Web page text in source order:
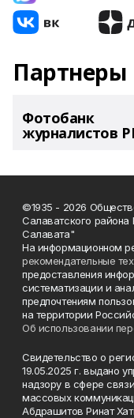
Партнеры
Фотобанк
журналистов
©1935 - 2026
Салаватского
Салавата"
На информационном
рекомендательные
предоставления
систематизации и
предпочтениям
на территории
Об использовании
Свидетельство о
19.05.2025 г. выдано
надзору в сфере
массовых
Абдрашитов Ринат